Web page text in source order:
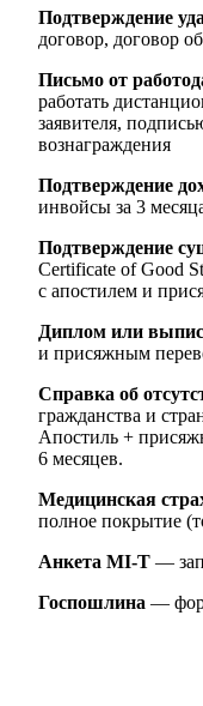
Подтверждение
договор, договор
Письмо от
работать
заявителя,
вознаграждения
Подтверждение
инвойсы за 3
Подтверждение
Certificate of Good
с апостилем и
Диплом или
и присяжным
Справка об
гражданства и
Апостиль +
6 месяцев.
Медицинская
полное покрытие
Анкета MI-T —
Госпошлина —